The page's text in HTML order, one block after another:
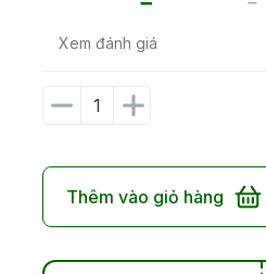
Xem đánh giá
Thêm vào giỏ hàng